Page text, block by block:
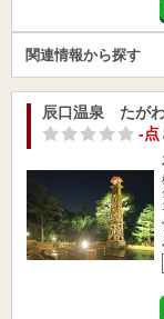
関連情報から探す
辰口温泉 たが
-点